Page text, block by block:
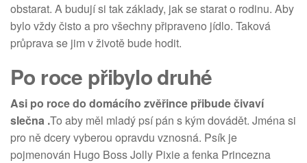
obstarat. A budují si tak základy, jak se starat o rodinu. Aby
bylo vždy čisto a pro všechny připraveno jídlo. Taková
průprava se jim v životě bude hodit.
Po roce přibylo druhé
Asi po roce do domácího zvěřince přibude čivaví
slečna .To aby měl mladý psí pán s kým dovádět. Jména si
pro ně dcery vyberou opravdu vznosná. Psík je
pojmenován Hugo Boss Jolly Pixie a fenka Princezna